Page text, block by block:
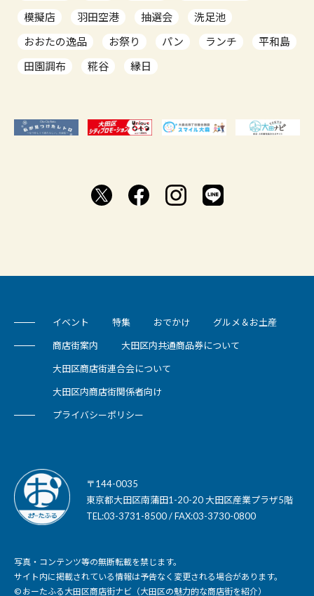
模擬店
羽田空港 抽選会
洗足池
おおたの逸品
お祭り パン ランチ
平和島
田園調布
糀谷 縁日
イベント 特集 おでかけ グルメ＆お土産
商店街案内 大田区内共通商品券について
大田区商店街連合会について
大田区内商店街関係者向け
プライバシーポリシー
〒144-0035
東京都大田区南蒲田1-20-20 大田区産業プラザ5階
TEL:03-3731-8500 / FAX:03-3730-0800
写真・コンテンツ等の無断転載を禁じます。
サイト内に掲載されている情報は予告なく変更される場合があります。
© おーたふる大田区商店街ナビ（大田区の魅力的な商店街を紹介）